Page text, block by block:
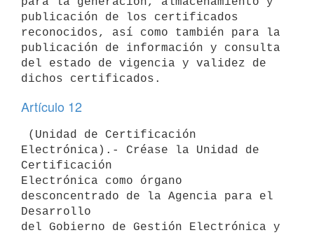
publicación de los certificados
reconocidos, así como también para la
publicación de información y consulta
del estado de vigencia y validez de
Artículo 12
Electrónica).- Créase la Unidad de
Certificación
Electrónica como órgano
desconcentrado de la Agencia para el
Desarrollo
del Gobierno de Gestión Electrónica y